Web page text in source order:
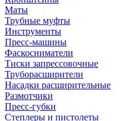
Маты
Трубные муфты
Инструменты
Пресс-машины
Фаскосниматели
Тиски запрессовочные
Труборасширители
Насадки расширительные
Размотчики
Пресс-губки
Степлеры и пистолеты